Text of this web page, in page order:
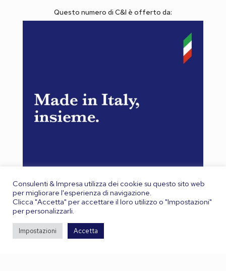
Questo numero di C&I è offerto da:
Consulenti & Impresa utilizza dei cookie su questo sito web
per migliorare l'esperienza di navigazione.
Clicca "Accetta" per accettare il loro utilizzo o "Impostazioni"
per personalizzarli.
Impostazioni Accetta